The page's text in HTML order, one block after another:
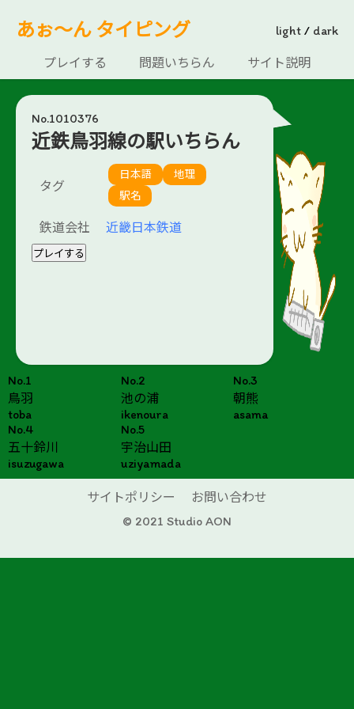
あぉ～ん タイピング light / dark
プレイする 問題いちらん サイト説明
No.1010376
近鉄鳥羽線の駅いちらん
タグ
日本語
地理
駅名
鉄道会社 近畿日本鉄道
プレイする
No.1
鳥羽
toba
No.2
池の浦
ikenoura
No.3
朝熊
asama
No.4
五十鈴川
isuzugawa
No.5
宇治山田
uziyamada
サイトポリシー
お問い合わせ
© 2021 Studio AON